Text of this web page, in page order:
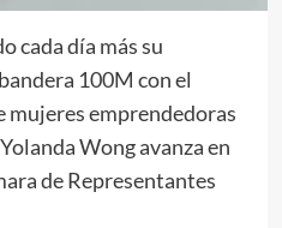
cada día más su
100M con el
mujeres emprendedoras
Wong avanza en
de Representantes